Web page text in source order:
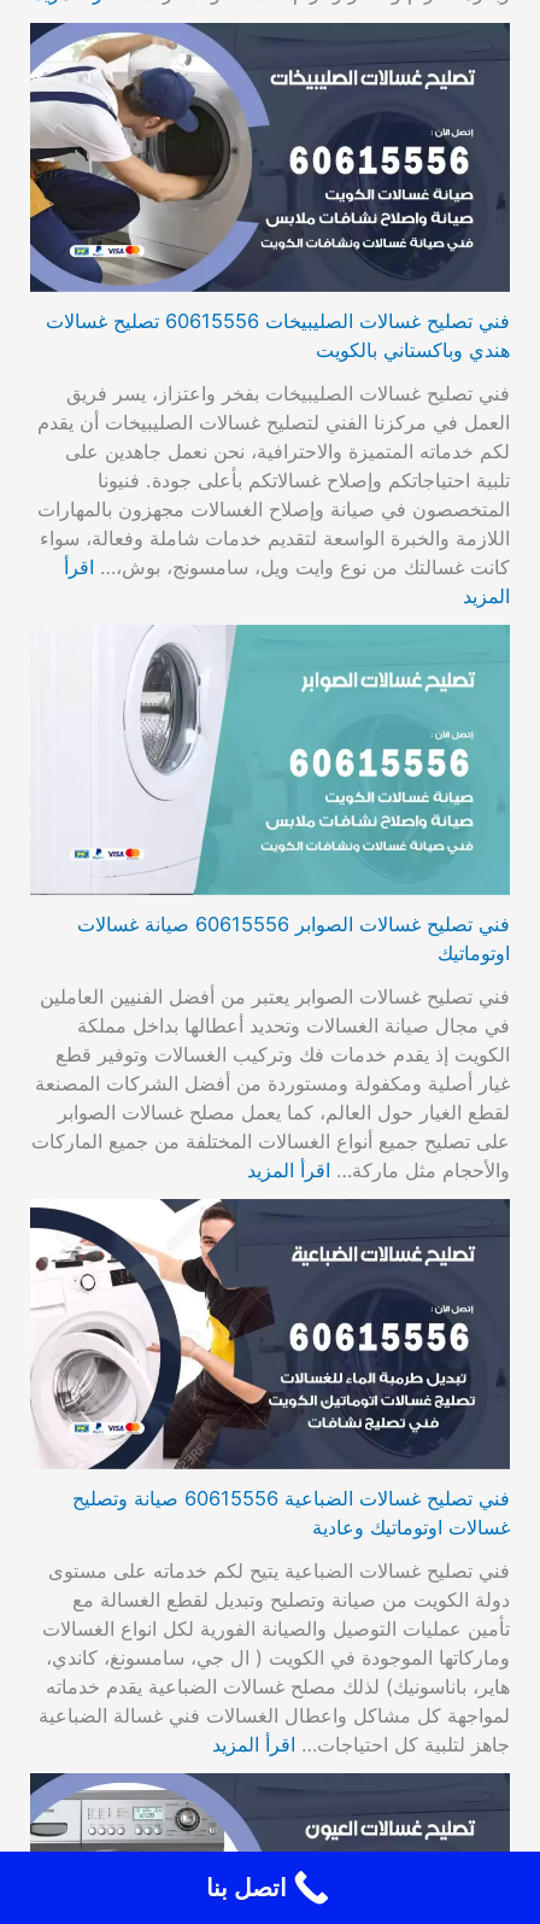
فني تصليح غسالات الصليبيخات 60615556 تصليح غسالات
هندي وباكستاني بالكويت
فني تصليح غسالات الصليبيخات بفخر واعتزاز، يسر فريق
العمل في مركزنا الفني لتصليح غسالات الصليبيخات أن يقدم
لكم خدماته المتميزة والاحترافية، نحن نعمل جاهدين على
تلبية احتياجاتكم وإصلاح غسالاتكم بأعلى جودة. فنيونا
المتخصصون في صيانة وإصلاح الغسالات مجهزون بالمهارات
اللازمة والخبرة الواسعة لتقديم خدمات شاملة وفعالة، سواء
كانت غسالتك من نوع وايت ويل، سامسونج، بوش،… اقرأ
المزيد
فني تصليح غسالات الصوابر 60615556 صيانة غسالات
اوتوماتيك
فني تصليح غسالات الصوابر يعتبر من أفضل الفنيين العاملين
في مجال صيانة الغسالات وتحديد أعطالها بداخل مملكة
الكويت إذ يقدم خدمات فك وتركيب الغسالات وتوفير قطع
غيار أصلية ومكفولة ومستوردة من أفضل الشركات المصنعة
لقطع الغيار حول العالم، كما يعمل مصلح غسالات الصوابر
على تصليح جميع أنواع الغسالات المختلفة من جميع الماركات
والأحجام مثل ماركة… اقرأ المزيد
فني تصليح غسالات الضباعية 60615556 صيانة وتصليح
غسالات اوتوماتيك وعادية
فني تصليح غسالات الضباعية يتيح لكم خدماته على مستوى
دولة الكويت من صيانة وتصليح وتبديل لقطع الغسالة مع
تأمين عمليات التوصيل والصيانة الفورية لكل انواع الغسالات
وماركاتها الموجودة في الكويت ( ال جي، سامسونغ، كاندي،
هاير، باناسونيك) لذلك مصلح غسالات الضباعية يقدم خدماته
لمواجهة كل مشاكل واعطال الغسالات فني غسالة الضباعية
جاهز لتلبية كل احتياجات… اقرأ المزيد
اتصل بنا